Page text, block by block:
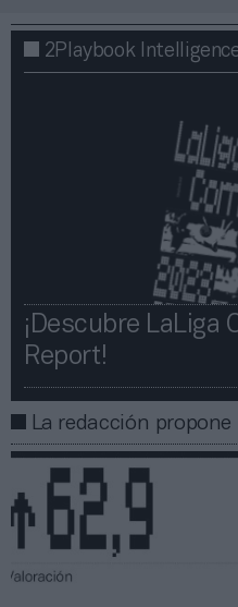
2Playbook
¡Descubre LaLiga
Report!​​
La redacción propone